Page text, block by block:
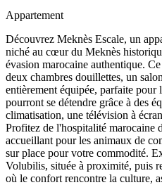
Appartement
Découvrez Meknès Escale, un
niché au cœur du Meknès
évasion marocaine authentique.
deux chambres douillettes, un
entièrement équipée, parfaite pour
pourront se détendre grâce à des
climatisation, une télévision à
Profitez de l'hospitalité marocaine
accueillant pour les animaux de
sur place pour votre commodité.
Volubilis, située à proximité, puis
où le confort rencontre la culture,